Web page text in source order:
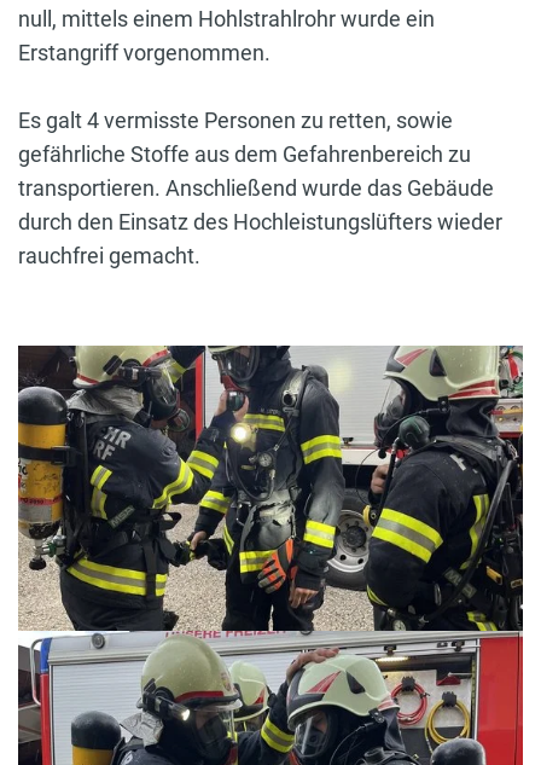
null, mittels einem Hohlstrahlrohr wurde ein
Erstangriff vorgenommen.
Es galt 4 vermisste Personen zu retten, sowie
gefährliche Stoffe aus dem Gefahrenbereich zu
transportieren. Anschließend wurde das Gebäude
durch den Einsatz des Hochleistungslüfters wieder
rauchfrei gemacht.